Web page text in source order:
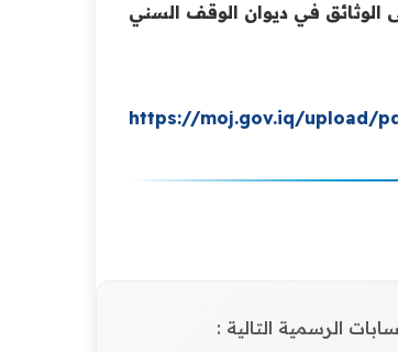
2025 ، وتعليمات الحفاظ على الوثائق في ديوان الوقف السني
https://moj.gov.iq/upload/
الرسمية التالية :